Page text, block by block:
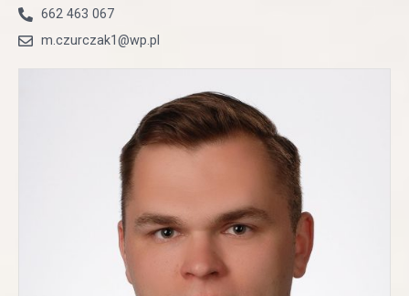
662 463 067
m.czurczak1@wp.pl